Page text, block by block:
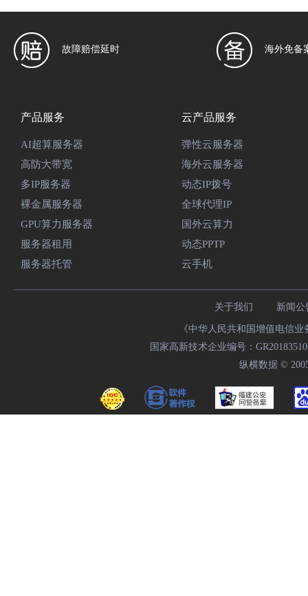
故障赔偿延时 海外免备
产品服务
AI超算服务器
高防大带宽
多IP服务器
裸金属服务器
GPU算力服务器
服务器租用
服务器托管
云产品服务
弹性云服务器
海外云服务器
动态IP拨号
全球代理IP
国外云算力
动态PPTP
云手机
关于我们 新闻公
《中华人民共和国增值电信
国家高新技术企业编号：
纵横数据 ©